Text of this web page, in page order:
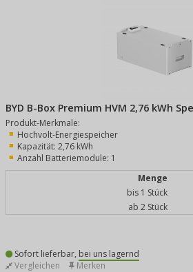
BYD B-Box Premium HVM 2,76 kWh
Produkt-Merkmale:
Hochvolt-Energiespeicher
Kapazität: 2,76 kWh
Anzahl Batteriemodule: 1
Menge
bis 1 Stück
ab 2 Stück
Sofort lieferbar, bei uns lagernd
Vergleichen Merken